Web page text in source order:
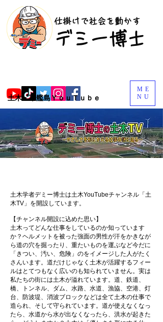
​仕掛けで社会を動かす
​デミー博士
ME
NU
土木・軍艦島ＹｏｕＴｕｂｅ
土木学者デミー博士は土木YouTubeチャンネル「土
木TV」を開設しています。
【チャンネル開設に込めた思い】
土木ってどんな仕事をしているのか知っています
か？ヘルメットを被った強面の男性が汗をかきなが
ら道の穴を掘ったり、重たいものを運ぶなど今だに
「きつい、汚い、危険」のをイメージした人がたく
さんいます。道だけじゃなく土木が活躍するフィー
ルはとてつもなく広いのも知られていません。実は
私たちの街には土木が溢れています。道、鉄道、
橋、トンネル、ダム、水路、水道、漁協、空港、灯
台、防波堤、消波ブロックなどは全て土木の仕事で
造られ、そして守られています。道が使えなくなっ
たら、水道から水が出なくなったら、洪水が起きた